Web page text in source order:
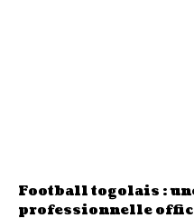
Football togolais :
professionnelle